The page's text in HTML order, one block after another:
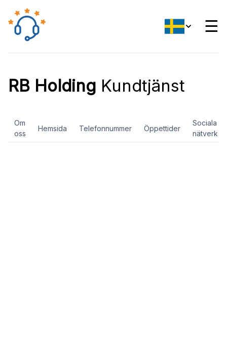
☰
RB Holding Kundtjänst
Om
oss
Hemsida Telefonnummer Öppettider
Sociala
nätverk